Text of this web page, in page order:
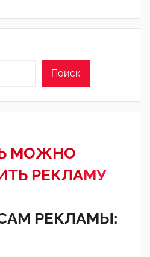
Поиск
МОЖНО
РЕКЛАМУ
РЕКЛАМЫ: